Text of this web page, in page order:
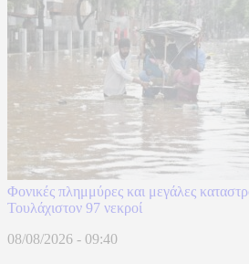
Φονικές πλημμύρες και μεγάλες
Τουλάχιστον 97 νεκροί
08/08/2026 - 09:40